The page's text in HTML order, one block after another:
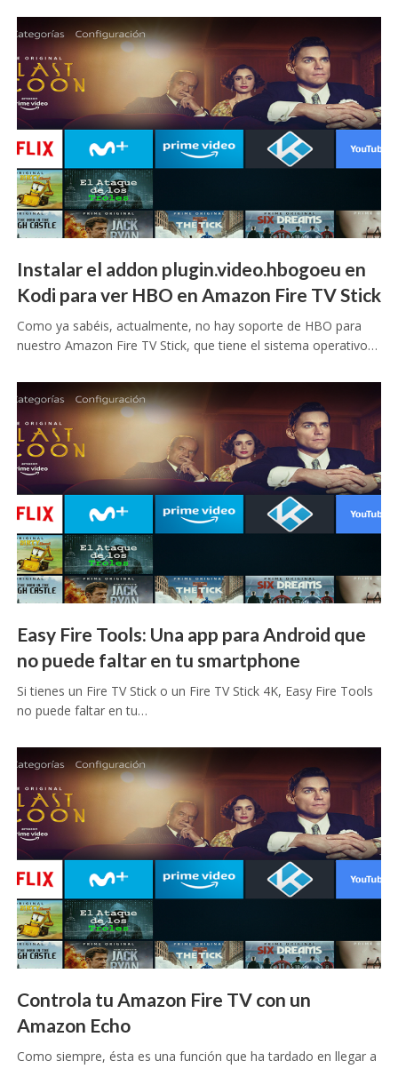
Instalar el addon plugin.video.hbogoeu en
Kodi para ver HBO en Amazon Fire TV Stick
Como ya sabéis, actualmente, no hay soporte de HBO para
nuestro Amazon Fire TV Stick, que tiene el sistema operativo…
Easy Fire Tools: Una app para Android que
no puede faltar en tu smartphone
Si tienes un Fire TV Stick o un Fire TV Stick 4K, Easy Fire Tools
no puede faltar en tu…
Controla tu Amazon Fire TV con un
Amazon Echo
Como siempre, ésta es una función que ha tardado en llegar a